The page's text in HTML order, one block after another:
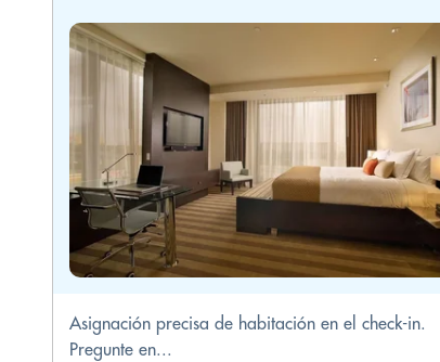
Asignación precisa de habitación en el check-in.
Pregunte en...